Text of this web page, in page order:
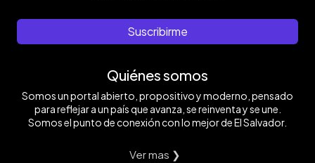
Suscribirme
Quiénes somos
Somos un portal abierto, propositivo y moderno, pensado
para reflejar a un país que avanza, se reinventa y se une.
Somos el punto de conexión con lo mejor de El Salvador.
Ver mas ❯